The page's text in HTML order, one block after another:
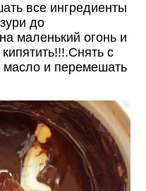
все ингредиенты
до
маленький огонь и
с
масло и перемешать